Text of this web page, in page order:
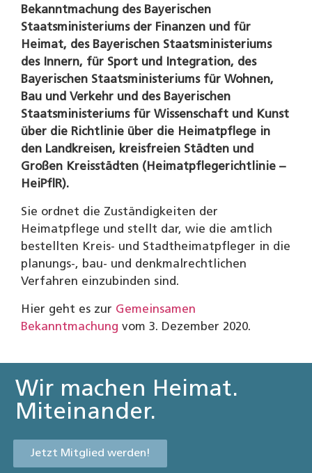
Bekanntmachung des Bayerischen
Staatsministeriums der Finanzen und für
Heimat, des Bayerischen Staatsministeriums
des Innern, für Sport und Integration, des
Bayerischen Staatsministeriums für Wohnen,
Bau und Verkehr und des Bayerischen
Staatsministeriums für Wissenschaft und Kunst
über die Richtlinie über die Heimatpflege in
den Landkreisen, kreisfreien Städten und
Großen Kreisstädten (Heimatpflegerichtlinie –
HeiPflR).
Sie ordnet die Zuständigkeiten der
Heimatpflege und stellt dar, wie die amtlich
bestellten Kreis- und Stadtheimatpfleger in die
planungs-, bau- und denkmalrechtlichen
Verfahren einzubinden sind.
Hier geht es zur Gemeinsamen
Bekanntmachung vom 3. Dezember 2020.
Wir machen Heimat.
Miteinander.
Jetzt Mitglied werden!